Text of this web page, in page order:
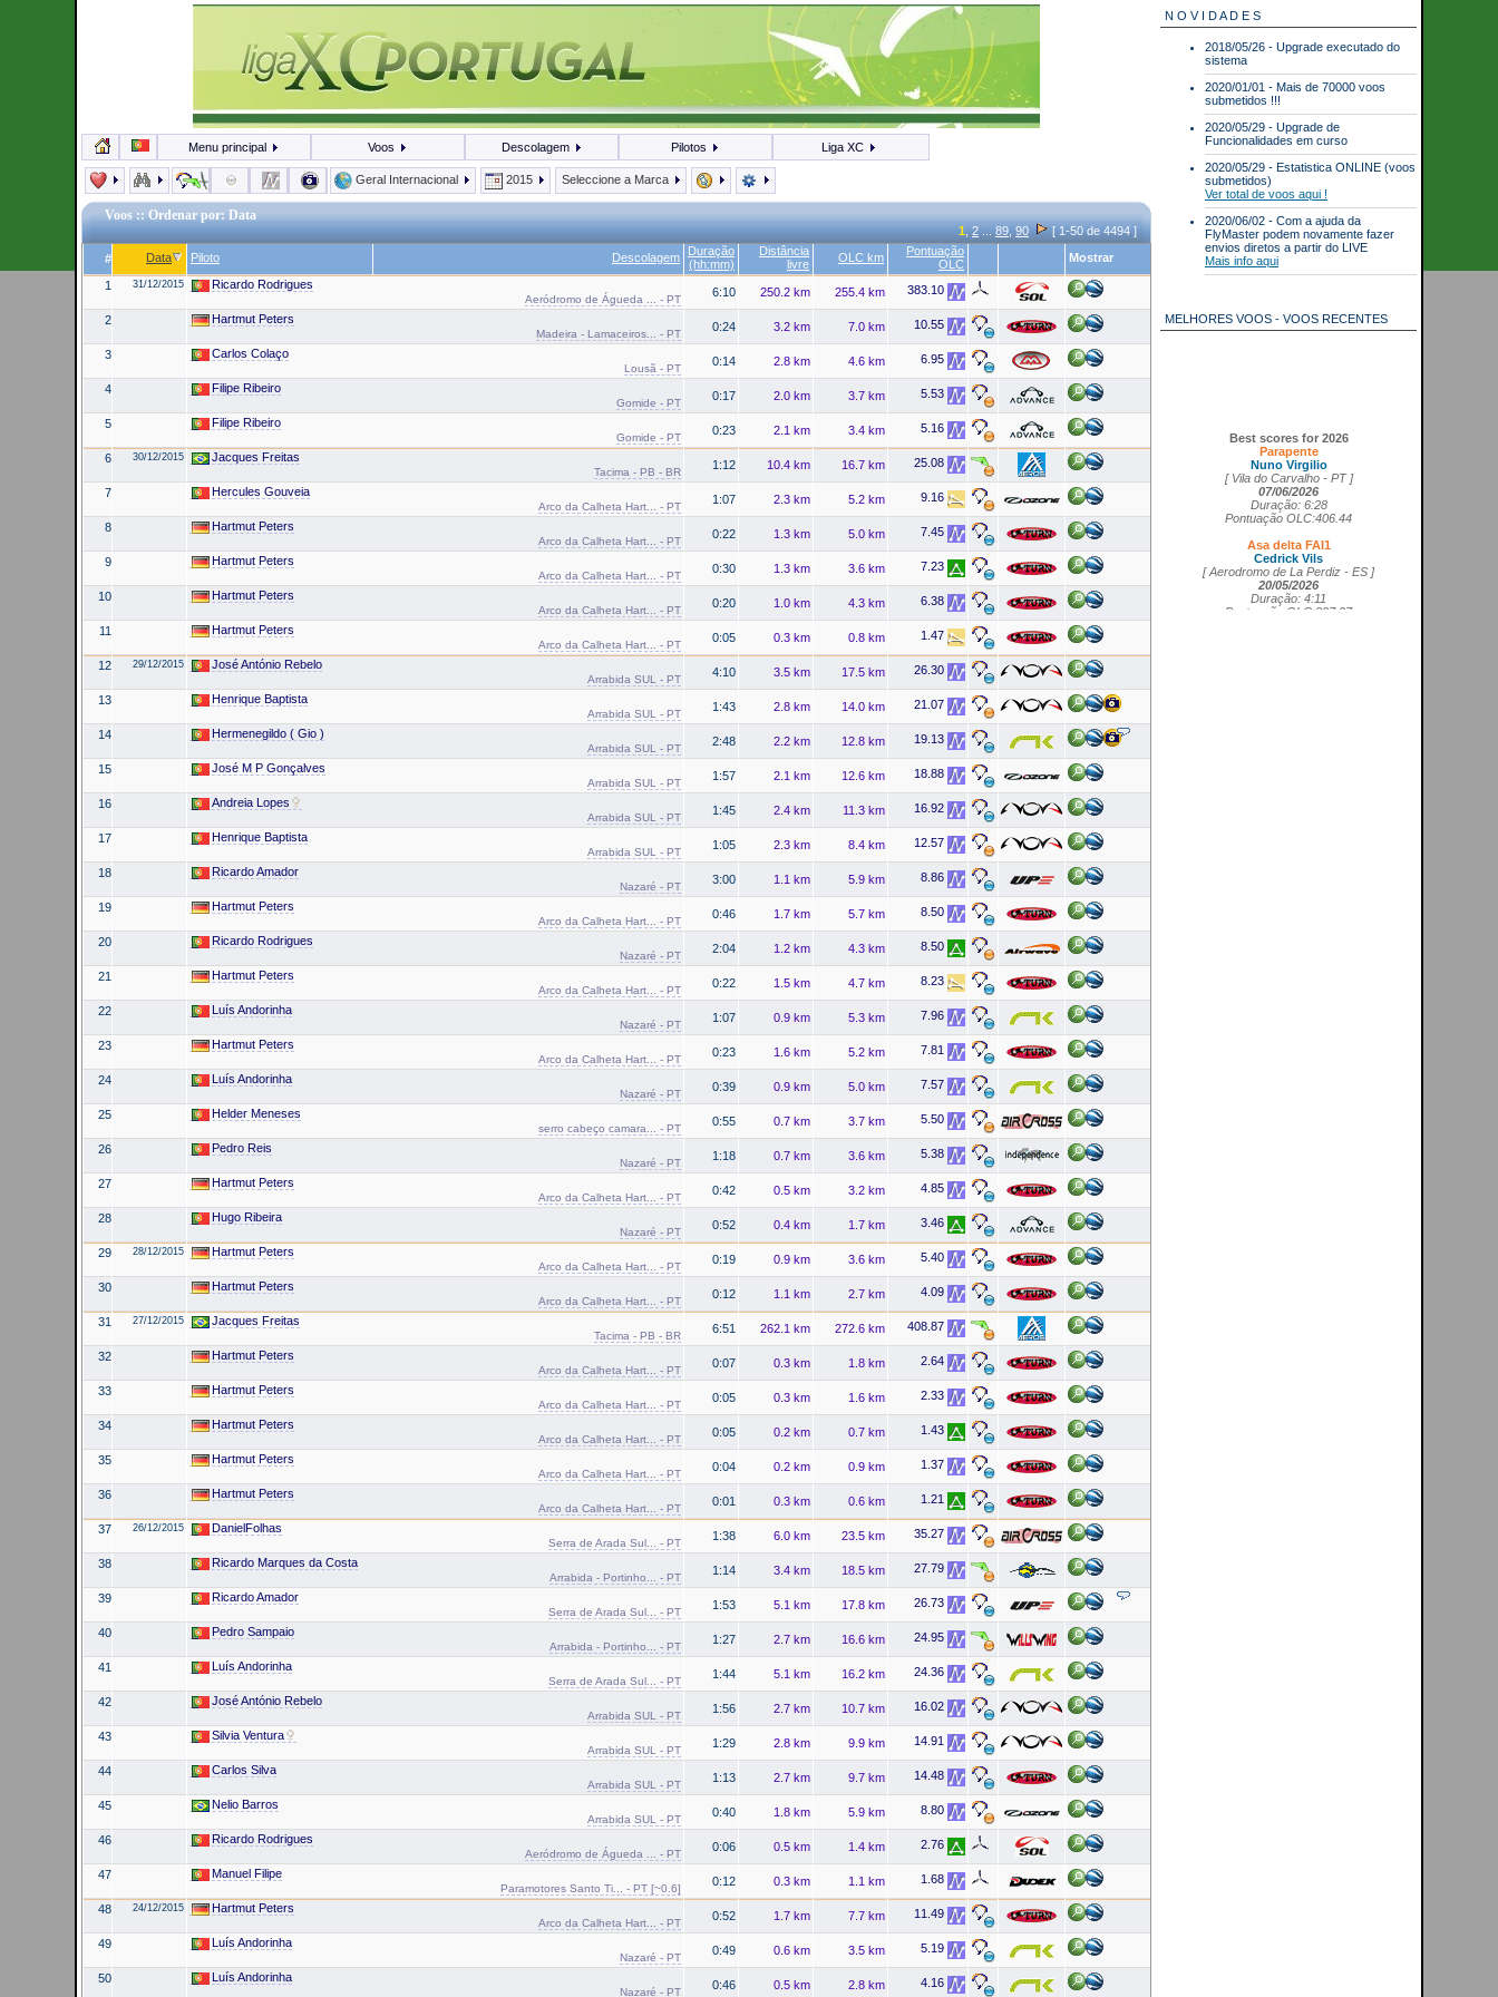
Menu principal Voos Descolagem Pilotos Liga XC
Geral Internacional 2015 Seleccione a Marca
Voos :: Ordenar por: Data
1 2 89 90 [ 1-50 de 4494 ]
# Data Piloto Descolagem
Duração
(hh:mm)
Distância
livre
OLC km
Pontuação
OLC
Mostrar
1 31/12/2015 Ricardo Rodrigues
Aeródromo de Águeda ... - PT
6:10 250.2 km 255.4 km 383.10
2 Hartmut Peters
Madeira - Lamaceiros... - PT
0:24 3.2 km 7.0 km 10.55
3 Carlos Colaço
Lousã - PT
0:14 2.8 km 4.6 km 6.95
4 Filipe Ribeiro
Gomide - PT
0:17 2.0 km 3.7 km 5.53
5 Filipe Ribeiro
Gomide - PT
0:23 2.1 km 3.4 km 5.16
6 30/12/2015 Jacques Freitas
Tacima - PB - BR
1:12 10.4 km 16.7 km 25.08
7 Hercules Gouveia
Arco da Calheta Hart... - PT
1:07 2.3 km 5.2 km 9.16
8 Hartmut Peters
Arco da Calheta Hart... - PT
0:22 1.3 km 5.0 km 7.45
9 Hartmut Peters
Arco da Calheta Hart... - PT
0:30 1.3 km 3.6 km 7.23
10 Hartmut Peters
Arco da Calheta Hart... - PT
0:20 1.0 km 4.3 km 6.38
11 Hartmut Peters
Arco da Calheta Hart... - PT
0:05 0.3 km 0.8 km 1.47
12 29/12/2015 José António Rebelo
Arrabida SUL - PT
4:10 3.5 km 17.5 km 26.30
13 Henrique Baptista
Arrabida SUL - PT
1:43 2.8 km 14.0 km 21.07
14 Hermenegildo ( Gio )
Arrabida SUL - PT
2:48 2.2 km 12.8 km 19.13
15 José M P Gonçalves
Arrabida SUL - PT
1:57 2.1 km 12.6 km 18.88
16 Andreia Lopes
Arrabida SUL - PT
1:45 2.4 km 11.3 km 16.92
17 Henrique Baptista
Arrabida SUL - PT
1:05 2.3 km 8.4 km 12.57
18 Ricardo Amador
Nazaré - PT
3:00 1.1 km 5.9 km 8.86
19 Hartmut Peters
Arco da Calheta Hart... - PT
0:46 1.7 km 5.7 km 8.50
20 Ricardo Rodrigues
Nazaré - PT
2:04 1.2 km 4.3 km 8.50
21 Hartmut Peters
Arco da Calheta Hart... - PT
0:22 1.5 km 4.7 km 8.23
22 Luís Andorinha
Nazaré - PT
1:07 0.9 km 5.3 km 7.96
23 Hartmut Peters
Arco da Calheta Hart... - PT
0:23 1.6 km 5.2 km 7.81
24 Luís Andorinha
Nazaré - PT
0:39 0.9 km 5.0 km 7.57
25 Helder Meneses
serro cabeço camara... - PT
0:55 0.7 km 3.7 km 5.50
26 Pedro Reis
Nazaré - PT
1:18 0.7 km 3.6 km 5.38
27 Hartmut Peters
Arco da Calheta Hart... - PT
0:42 0.5 km 3.2 km 4.85
28 Hugo Ribeira
Nazaré - PT
0:52 0.4 km 1.7 km 3.46
29 28/12/2015 Hartmut Peters
Arco da Calheta Hart... - PT
0:19 0.9 km 3.6 km 5.40
30 Hartmut Peters
Arco da Calheta Hart... - PT
0:12 1.1 km 2.7 km 4.09
31 27/12/2015 Jacques Freitas
Tacima - PB - BR
6:51 262.1 km 272.6 km 408.87
32 Hartmut Peters
Arco da Calheta Hart... - PT
0:07 0.3 km 1.8 km 2.64
33 Hartmut Peters
Arco da Calheta Hart... - PT
0:05 0.3 km 1.6 km 2.33
34 Hartmut Peters
Arco da Calheta Hart... - PT
0:05 0.2 km 0.7 km 1.43
35 Hartmut Peters
Arco da Calheta Hart... - PT
0:04 0.2 km 0.9 km 1.37
36 Hartmut Peters
Arco da Calheta Hart... - PT
0:01 0.3 km 0.6 km 1.21
37 26/12/2015 DanielFolhas
Serra de Arada Sul... - PT
1:38 6.0 km 23.5 km 35.27
38 Ricardo Marques da Costa
Arrabida - Portinho... - PT
1:14 3.4 km 18.5 km 27.79
39 Ricardo Amador
Serra de Arada Sul... - PT
1:53 5.1 km 17.8 km 26.73
40 Pedro Sampaio
Arrabida - Portinho... - PT
1:27 2.7 km 16.6 km 24.95
41 Luís Andorinha
Serra de Arada Sul... - PT
1:44 5.1 km 16.2 km 24.36
42 José António Rebelo
Arrabida SUL - PT
1:56 2.7 km 10.7 km 16.02
43 Silvia Ventura
Arrabida SUL - PT
1:29 2.8 km 9.9 km 14.91
44 Carlos Silva
Arrabida SUL - PT
1:13 2.7 km 9.7 km 14.48
45 Nelio Barros
Arrabida SUL - PT
0:40 1.8 km 5.9 km 8.80
46 Ricardo Rodrigues
Aeródromo de Águeda ... - PT
0:06 0.5 km 1.4 km 2.76
47 Manuel Filipe
Paramotores Santo Ti... - PT [~0.6]
0:12 0.3 km 1.1 km 1.68
48 24/12/2015 Hartmut Peters
Arco da Calheta Hart... - PT
0:52 1.7 km 7.7 km 11.49
49 Luís Andorinha
Nazaré - PT
0:49 0.6 km 3.5 km 5.19
50 Luís Andorinha
Nazaré - PT
0:46 0.5 km 2.8 km 4.16
N O V I D A D E S
2018/05/26 - Upgrade executado do
sistema
2020/01/01 - Mais de 70000 voos
submetidos !!!
2020/05/29 - Upgrade de
Funcionalidades em curso
2020/05/29 - Estatistica ONLINE (voos
submetidos)
Ver total de voos aqui !
2020/06/02 - Com a ajuda da
FlyMaster podem novamente fazer
envios diretos a partir do LIVE
Mais info aqui
MELHORES VOOS - VOOS RECENTES
Parapente
Nuno Virgilio
[ Vila do Carvalho - PT ]
07/06/2026
Duração: 6:28
Pontuação OLC:406.44
Cedrick Vils
[ Aerodromo de La Perdiz - ES ]
20/05/2026
Duração: 4:11
Pontuação OLC:207.27